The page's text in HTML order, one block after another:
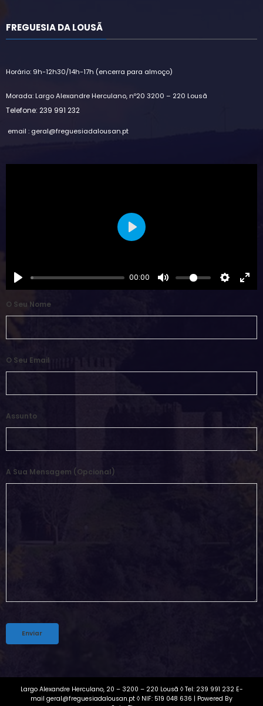
FREGUESIA DA LOUSÃ
Horário: 9h-12h30/14h-17h (encerra para almoço)
Morada: Largo Alexandre Herculano, nº20 3200 – 220 Lousã
Telefone: 239 991 232
email : geral@freguesiadalousan.pt
00:00
Play
O Seu Nome
O Seu Email
Assunto
A Sua Mensagem (opcional)
Largo Alexandre Herculano, 20 – 3200 – 220 Lousã ◊ Tel: 239 991 232 E-
mail geral@freguesiadalousan.pt ◊ NIF: 519 048 636 | Powered By